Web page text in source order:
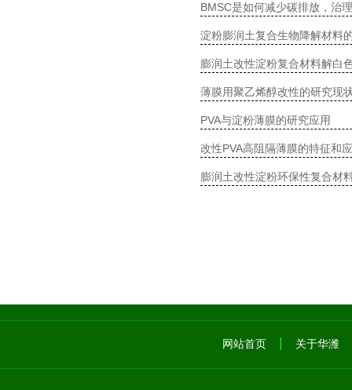
BMSC是如何减少碳排放，治
淀粉膨润土复合生物降解材料
膨润土改性淀粉复合材料解白
薄膜用聚乙烯醇改性的研究现
PVA与淀粉薄膜的研究应用
改性PVA高阻隔薄膜的特征和
膨润土改性淀粉环保性复合材
网站首页 关于华潍